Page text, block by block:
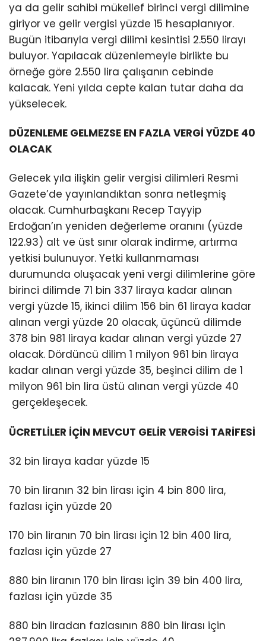
ya da gelir sahibi mükellef birinci vergi dilimine
giriyor ve gelir vergisi yüzde 15 hesaplanıyor.
Bugün itibarıyla vergi dilimi kesintisi 2.550 lirayı
buluyor. Yapılacak düzenlemeyle birlikte bu
örneğe göre 2.550 lira çalışanın cebinde
kalacak. Yeni yılda cepte kalan tutar daha da
yükselecek.
DÜZENLEME GELMEZSE EN FAZLA VERGİ YÜZDE 40
OLACAK
Gelecek yıla ilişkin gelir vergisi dilimleri Resmi
Gazete’de yayınlandıktan sonra netleşmiş
olacak. Cumhurbaşkanı Recep Tayyip
Erdoğan’ın yeniden değerleme oranını (yüzde
122.93) alt ve üst sınır olarak indirme, artırma
yetkisi bulunuyor. Yetki kullanmaması
durumunda oluşacak yeni vergi dilimlerine göre
birinci dilimde 71 bin 337 liraya kadar alınan
vergi yüzde 15, ikinci dilim 156 bin 61 liraya kadar
alınan vergi yüzde 20 olacak, üçüncü dilimde
378 bin 981 liraya kadar alınan vergi yüzde 27
olacak. Dördüncü dilim 1 milyon 961 bin liraya
kadar alınan vergi yüzde 35, beşinci dilim de 1
milyon 961 bin lira üstü alınan vergi yüzde 40
gerçekleşecek.
ÜCRETLİLER İÇİN MEVCUT GELİR VERGİSİ TARİFESİ
32 bin liraya kadar yüzde 15
70 bin liranın 32 bin lirası için 4 bin 800 lira,
fazlası için yüzde 20
170 bin liranın 70 bin lirası için 12 bin 400 lira,
fazlası için yüzde 27
880 bin liranın 170 bin lirası için 39 bin 400 lira,
fazlası için yüzde 35
880 bin liradan fazlasının 880 bin lirası için